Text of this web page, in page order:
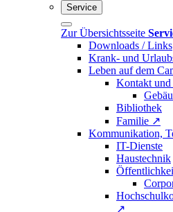
Service
Zur Übersichtsseite
Downloads / Links
Krank- und
Leben auf dem
Kontakt
Bibliothek
Familie ↗
Kommunikation,
IT-Dienste
Haustechnik
↗